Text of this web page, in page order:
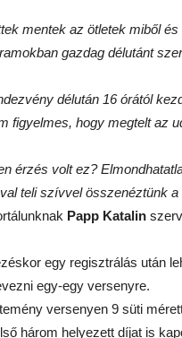
mentek az ötletek miből
gazdag délutánt
délután 16 órától
figyelmes, hogy megtelt az
érzés volt ez?
teli szívvel összenéztünk
Papp Katalin
egy regisztrálás után
egy-egy versenyre.
versenyen 9 süti
három helyezett díjat is